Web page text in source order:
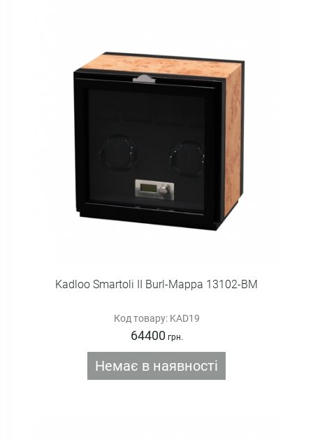
Kadloo Smartoli II Burl-Mappa 13102-BM
Код товару: KAD19
64400 грн.
Немає в наявності